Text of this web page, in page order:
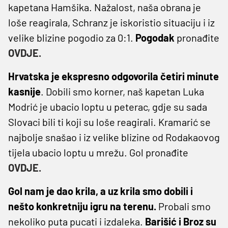
kapetana Hamšika. Nažalost, naša obrana je
loše reagirala, Schranz je iskoristio situaciju i iz
velike blizine pogodio za 0:1. Pogodak pronađite
OVDJE.
Hrvatska je ekspresno odgovorila četiri minute
kasnije. Dobili smo korner, naš kapetan Luka
Modrić je ubacio loptu u peterac, gdje su sada
Slovaci bili ti koji su loše reagirali. Kramarić se
najbolje snašao i iz velike blizine od Rodakaovog
tijela ubacio loptu u mrežu. Gol pronađite
OVDJE.
Gol nam je dao krila, a uz krila smo dobili i
nešto konkretniju igru na terenu. Probali smo
nekoliko puta pucati i izdaleka. Barišić i Broz su